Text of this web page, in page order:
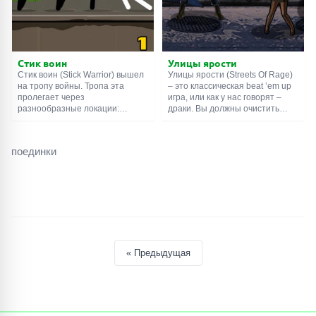
Стик воин
Стик воин (Stick Warrior) вышел
на тропу войны. Тропа эта
пролегает через
разнообразные локации:
ждут враги. Они прут с двух
Улицы ярости
Улицы ярости (Streets Of Rage)
– это классическая beat ’em up
игра, или как у нас говорят –
драки. Вы должны очистить
поединки
« Предыдущая